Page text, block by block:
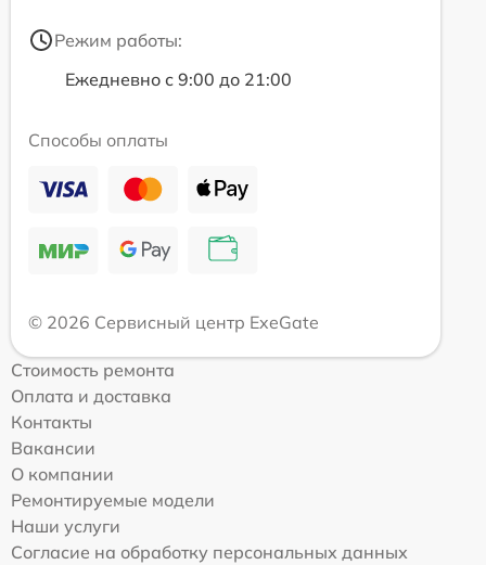
Режим работы:
Ежедневно с 9:00 до 21:00
Способы оплаты
© 2026 Сервисный центр ExeGate
Стоимость ремонта
Оплата и доставка
Контакты
Вакансии
О компании
Ремонтируемые модели
Наши услуги
Согласие на обработку персональных данных